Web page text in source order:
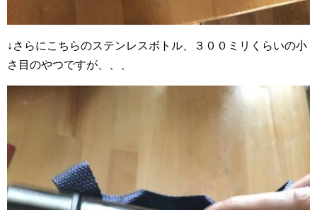
↓さらにこちらのステンレスボトル、３００ミリくらいの小
さ目のやつですが、、、